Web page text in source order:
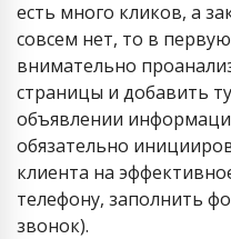
есть много кликов, а
совсем нет, то в
внимательно
страницы и добавить
объявлении
обязательно
клиента на
телефону, заполнить
звонок).